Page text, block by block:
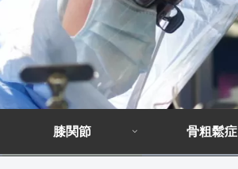
膝関節 骨粗鬆症